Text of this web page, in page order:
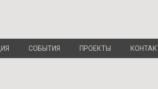
СОБЫТИЯ ПРОЕКТЫ